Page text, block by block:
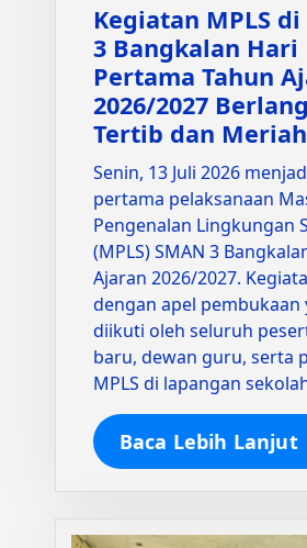
Kegiatan MPLS di
3 Bangkalan Hari
Pertama Tahun
2026/2027
Tertib dan Meriah
Senin, 13 Juli 2026
pertama pelaksanaan
Pengenalan Lingkungan
(MPLS) SMAN 3
Ajaran 2026/2027.
dengan apel pembukaan
diikuti oleh seluruh
baru, dewan guru, serta
MPLS di lapangan
Baca Lebih Lanjut